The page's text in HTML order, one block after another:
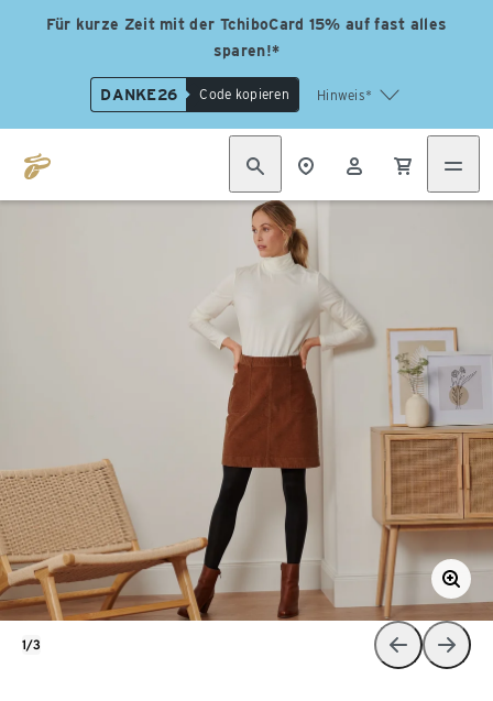
Für kurze Zeit mit der TchiboCard 15% auf fast alles
sparen!*
DANKE26 Code kopieren Hinweis*
1/3